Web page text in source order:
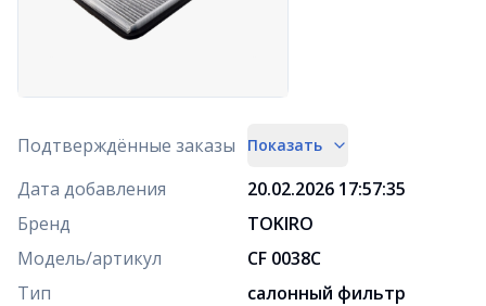
Подтверждённые заказы Показать
Дата добавления
20.02.2026 17:57:35
Бренд
TOKIRO
Модель/артикул
CF 0038C
Тип
салонный фильтр